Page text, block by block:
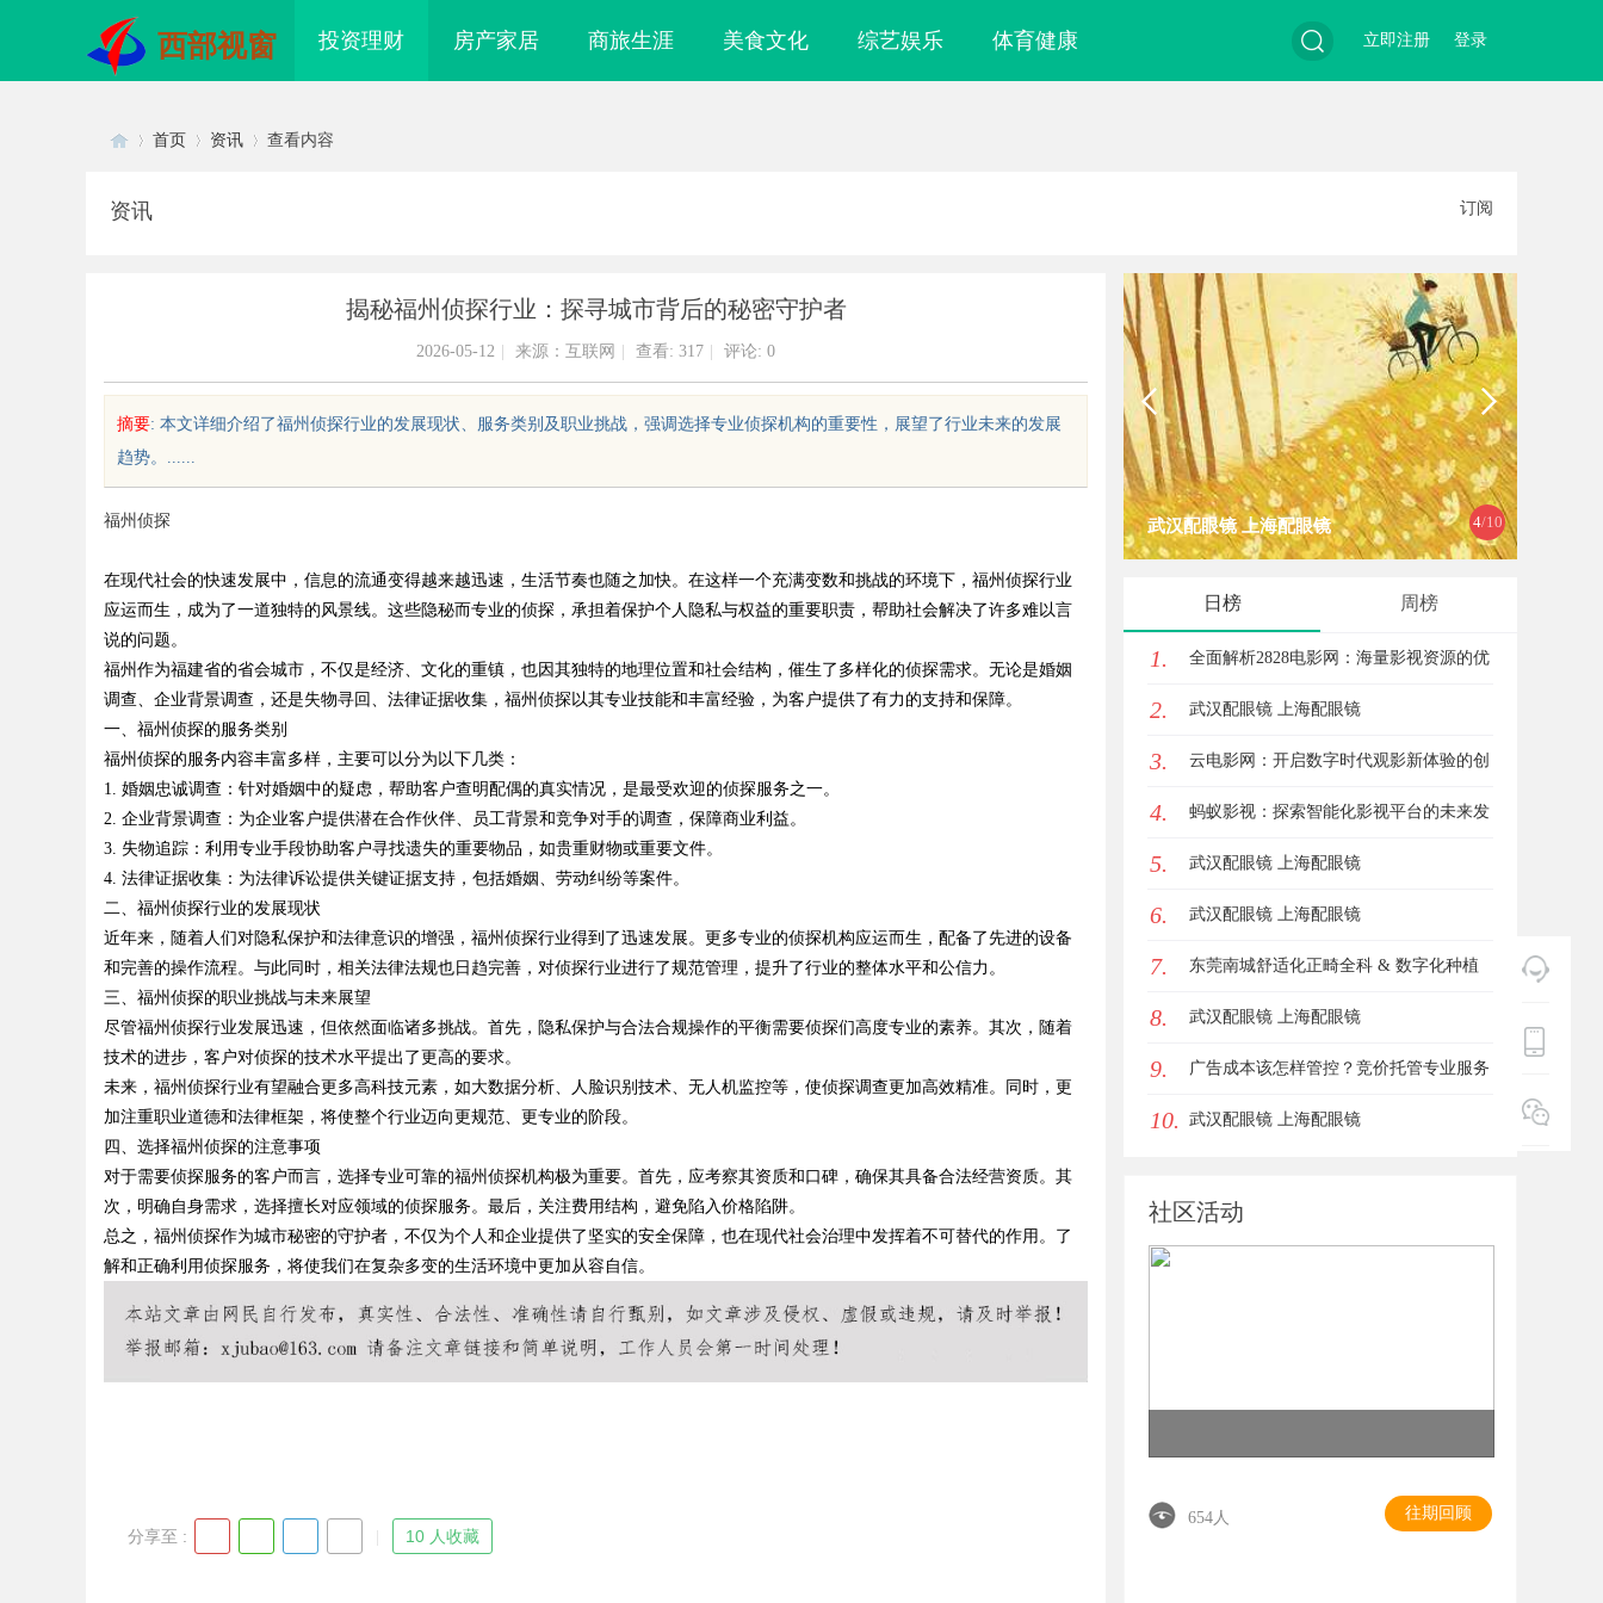
西部视窗 投资理财 房产家居 商旅生涯 美食文化 综艺娱乐 体育健康 登录
立即注册
!
Bo
首页 资讯 查看内容
资讯 订阅
揭秘福州侦探行业：探寻城市背后的秘密守护者
2026-05-12 来源：互联网 查看: 317 评论: 0
摘要: 本文详细介绍了福州侦探行业的发展现状、服务类别及职业挑战，强调选择专业侦探机构的重要性，展望了行业未来的发展
趋势。......
福州侦探
在现代社会的快速发展中，信息的流通变得越来越迅速，生活节奏也随之加快。在这样一个充满变数和挑战的环境下，福州侦探行业
应运而生，成为了一道独特的风景线。这些隐秘而专业的侦探，承担着保护个人隐私与权益的重要职责，帮助社会解决了许多难以言
说的问题。
福州作为福建省的省会城市，不仅是经济、文化的重镇，也因其独特的地理位置和社会结构，催生了多样化的侦探需求。无论是婚姻
调查、企业背景调查，还是失物寻回、法律证据收集，福州侦探以其专业技能和丰富经验，为客户提供了有力的支持和保障。
一、福州侦探的服务类别
福州侦探的服务内容丰富多样，主要可以分为以下几类：
1. 婚姻忠诚调查：针对婚姻中的疑虑，帮助客户查明配偶的真实情况，是最受欢迎的侦探服务之一。
2. 企业背景调查：为企业客户提供潜在合作伙伴、员工背景和竞争对手的调查，保障商业利益。
3. 失物追踪：利用专业手段协助客户寻找遗失的重要物品，如贵重财物或重要文件。
4. 法律证据收集：为法律诉讼提供关键证据支持，包括婚姻、劳动纠纷等案件。
二、福州侦探行业的发展现状
近年来，随着人们对隐私保护和法律意识的增强，福州侦探行业得到了迅速发展。更多专业的侦探机构应运而生，配备了先进的设备
和完善的操作流程。与此同时，相关法律法规也日趋完善，对侦探行业进行了规范管理，提升了行业的整体水平和公信力。
三、福州侦探的职业挑战与未来展望
尽管福州侦探行业发展迅速，但依然面临诸多挑战。首先，隐私保护与合法合规操作的平衡需要侦探们高度专业的素养。其次，随着
技术的进步，客户对侦探的技术水平提出了更高的要求。
未来，福州侦探行业有望融合更多高科技元素，如大数据分析、人脸识别技术、无人机监控等，使侦探调查更加高效精准。同时，更
加注重职业道德和法律框架，将使整个行业迈向更规范、更专业的阶段。
四、选择福州侦探的注意事项
对于需要侦探服务的客户而言，选择专业可靠的福州侦探机构极为重要。首先，应考察其资质和口碑，确保其具备合法经营资质。其
次，明确自身需求，选择擅长对应领域的侦探服务。最后，关注费用结构，避免陷入价格陷阱。
总之，福州侦探作为城市秘密的守护者，不仅为个人和企业提供了坚实的安全保障，也在现代社会治理中发挥着不可替代的作用。了
解和正确利用侦探服务，将使我们在复杂多变的生活环境中更加从容自信。
分享至 : 10 人收藏
4/10
AC 国际医疗实验室，标准化研 武汉配眼镜 上海配眼镜
日榜 周榜
1. 全面解析2828电影网：海量影视资源的优
质观看平台
2. 武汉配眼镜 上海配眼镜
3. 云电影网：开启数字时代观影新体验的创
新平台
4. 蚂蚁影视：探索智能化影视平台的未来发
展路径
5. 武汉配眼镜 上海配眼镜
6. 武汉配眼镜 上海配眼镜
7. 东莞南城舒适化正畸全科 & 数字化种植
诊疗专业指南
8. 武汉配眼镜 上海配眼镜
9. 广告成本该怎样管控？竞价托管专业服务
商俐麸科技
10. 武汉配眼镜 上海配眼镜
社区活动
654人 往期回顾